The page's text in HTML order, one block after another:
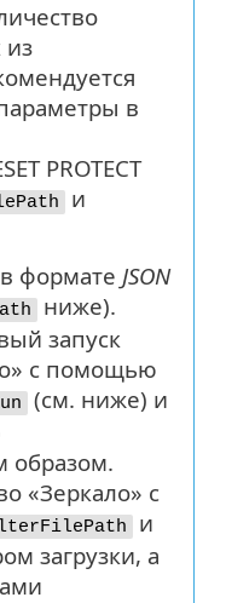
из
в
PROTECT
и
формате JSON
ниже).
запуск
с помощью
(см. ниже) и
образом.
«Зеркало» с
и
загрузки, а